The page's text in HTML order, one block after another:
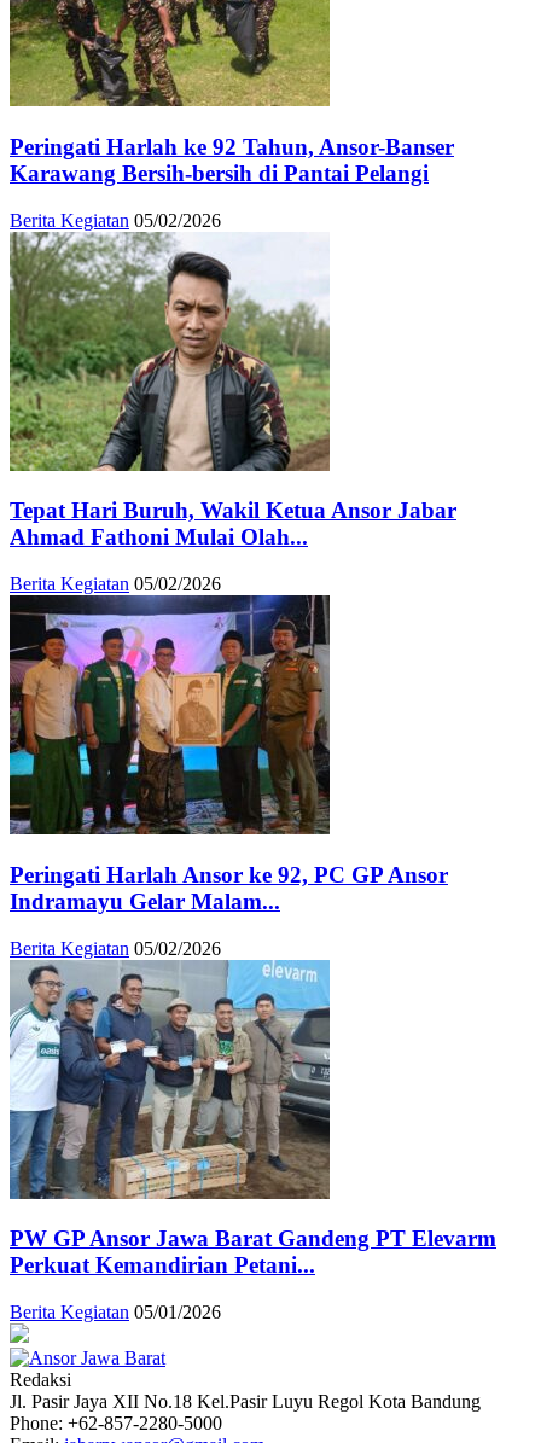
Peringati Harlah ke 92 Tahun, Ansor-Banser
Karawang Bersih-bersih di Pantai Pelangi
Berita Kegiatan 05/02/2026
Tepat Hari Buruh, Wakil Ketua Ansor Jabar
Ahmad Fathoni Mulai Olah...
Berita Kegiatan 05/02/2026
Peringati Harlah Ansor ke 92, PC GP Ansor
Indramayu Gelar Malam...
Berita Kegiatan 05/02/2026
PW GP Ansor Jawa Barat Gandeng PT Elevarm
Perkuat Kemandirian Petani...
Berita Kegiatan 05/01/2026
Redaksi
Jl. Pasir Jaya XII No.18 Kel.Pasir Luyu Regol Kota Bandung
Phone: +62-857-2280-5000